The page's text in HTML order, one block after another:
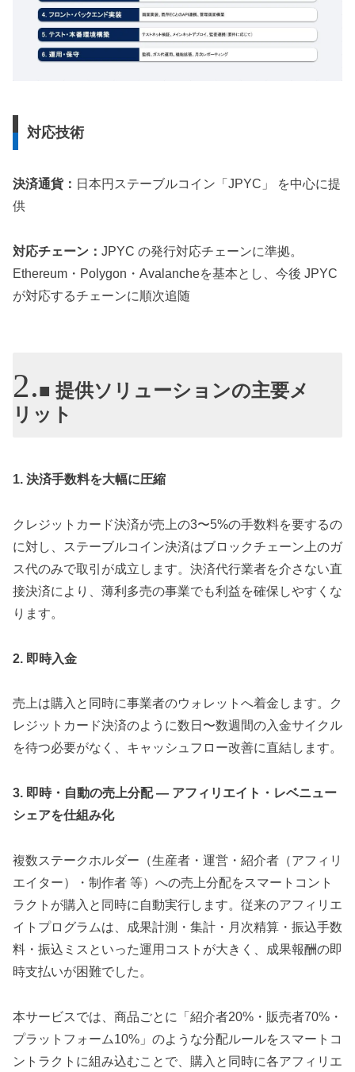
対応技術
決済通貨： 日本円ステーブルコイン「JPYC」 を中心に提
供
対応チェーン： JPYC の発行対応チェーンに準拠。
Ethereum・Polygon・Avalancheを基本とし、今後 JPYC
が対応するチェーンに順次追随
■ 提供ソリューションの主要メ
リット
1. 決済手数料を大幅に圧縮
クレジットカード決済が売上の3〜5%の手数料を要するの
に対し、ステーブルコイン決済はブロックチェーン上のガ
ス代のみで取引が成立します。決済代行業者を介さない直
接決済により、薄利多売の事業でも利益を確保しやすくな
ります。
2. 即時入金
売上は購入と同時に事業者のウォレットへ着金します。ク
レジットカード決済のように数日〜数週間の入金サイクル
を待つ必要がなく、キャッシュフロー改善に直結します。
3. 即時・自動の売上分配 — アフィリエイト・レベニュー
シェアを仕組み化
複数ステークホルダー（生産者・運営・紹介者（アフィリ
エイター）・制作者 等）への売上分配をスマートコント
ラクトが購入と同時に自動実行します。従来のアフィリエ
イトプログラムは、成果計測・集計・月次精算・振込手数
料・振込ミスといった運用コストが大きく、成果報酬の即
時支払いが困難でした。
本サービスでは、商品ごとに「紹介者20%・販売者70%・
プラットフォーム10%」のような分配ルールをスマートコ
ントラクトに組み込むことで、購入と同時に各アフィリエ